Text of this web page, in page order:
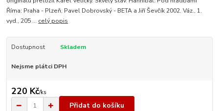
Říma: Praha - Plzeň, Pavel Dobrovský - BETA a Jiří Ševčík 2002. Váz., 1.
vyd., 205 ... celý popis
Dostupnost Skladem
Nejsme plátci DPH
220 Kč/ks
Přidat do košíku